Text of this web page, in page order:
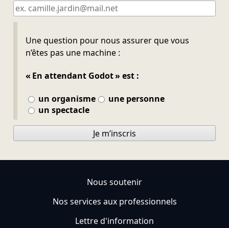
Une question pour nous assurer que vous
n’êtes pas une machine :
« En attendant Godot » est :
un organisme
une personne
un spectacle
Ne pas remplir
Je m’inscris
Nous soutenir
Nos services aux professionnels
Lettre d'information